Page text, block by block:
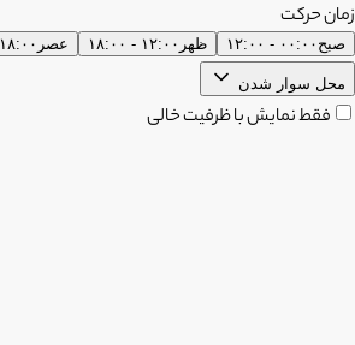
زمان حرکت
صبح ۰۰:۰۰ - ۱۲:۰۰ ظهر ۱۲:۰۰ - ۱۸:۰۰ عصر ۱۸:۰۰ - ۲۴:۰۰
محل سوار شدن
فقط نمایش با ظرفیت خالی